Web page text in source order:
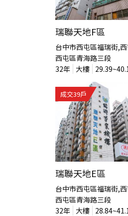
瑞聯天地F區
台中市西屯區福瑞街,
西屯區青海路三段
32年 大樓
成交39戶
瑞聯天地E區
台中市西屯區福瑞街,
西屯區青海路三段
32年 大樓